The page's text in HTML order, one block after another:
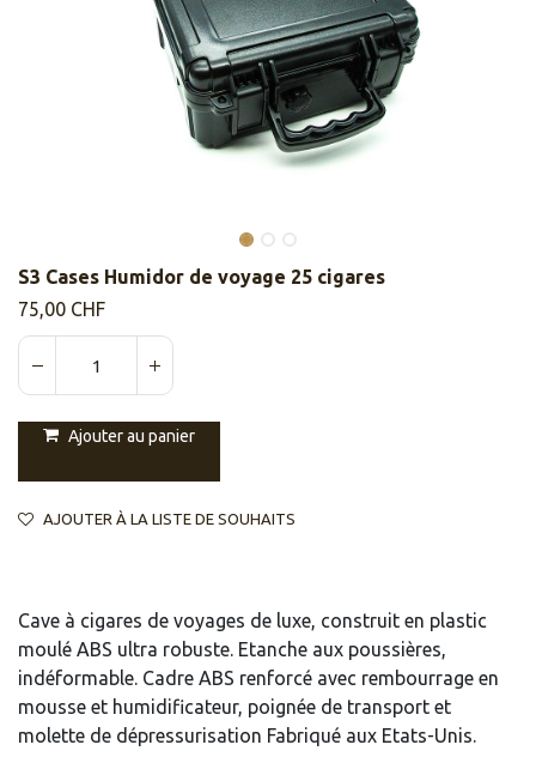
S3 Cases Humidor de voyage 25 cigares
75,00 CHF
Ajouter au panier
AJOUTER À LA LISTE DE SOUHAITS
Cave à cigares de voyages de luxe, construit en plastic
moulé ABS ultra robuste. Etanche aux poussières,
indéformable. Cadre ABS renforcé avec rembourrage en
mousse et humidificateur, poignée de transport et
molette de dépressurisation Fabriqué aux Etats-Unis.